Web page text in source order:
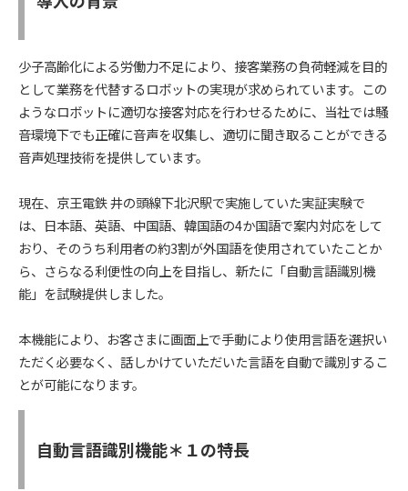
少子高齢化による労働力不足により、接客業務の負荷軽減を目的
として業務を代替するロボットの実現が求められています。この
ようなロボットに適切な接客対応を行わせるために、当社では騒
音環境下でも正確に音声を収集し、適切に聞き取ることができる
音声処理技術を提供しています。
現在、京王電鉄 井の頭線下北沢駅で実施していた実証実験で
は、日本語、英語、中国語、韓国語の4か国語で案内対応をして
おり、そのうち利用者の約3割が外国語を使用されていたことか
ら、さらなる利便性の向上を目指し、新たに「自動言語識別機
能」を試験提供しました。
本機能により、お客さまに画面上で手動により使用言語を選択い
ただく必要なく、話しかけていただいた言語を自動で識別するこ
とが可能になります。
自動言語識別機能＊１の特長